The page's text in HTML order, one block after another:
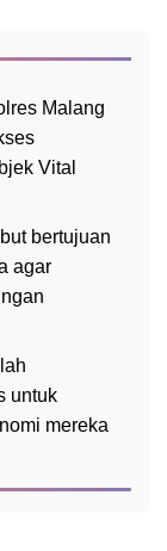
Malang
Vital
bertujuan
agar
untuk
mereka